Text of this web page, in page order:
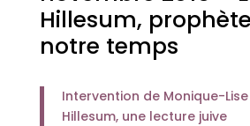
Hillesum,
notre temps
Intervention de Monique-
Hillesum, une lecture juive